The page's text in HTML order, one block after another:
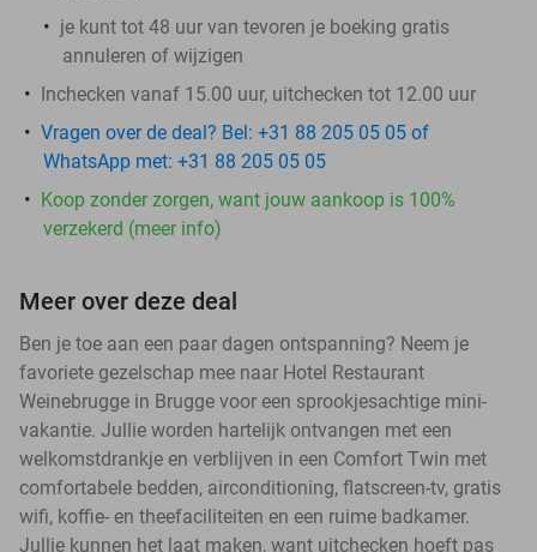
je kunt tot 48 uur van tevoren je boeking gratis
annuleren of wijzigen
Inchecken vanaf 15.00 uur, uitchecken tot 12.00 uur
Vragen over de deal? Bel: +31 88 205 05 05 of
WhatsApp met: +31 88 205 05 05
Koop zonder zorgen, want jouw aankoop is 100%
verzekerd (meer info)
Meer over deze deal
Ben je toe aan een paar dagen ontspanning? Neem je
favoriete gezelschap mee naar Hotel Restaurant
Weinebrugge in Brugge voor een sprookjesachtige mini-
vakantie. Jullie worden hartelijk ontvangen met een
welkomstdrankje en verblijven in een Comfort Twin met
comfortabele bedden, airconditioning, flatscreen-tv, gratis
wifi, koffie- en theefaciliteiten en een ruime badkamer.
Jullie kunnen het laat maken, want uitchecken hoeft pas